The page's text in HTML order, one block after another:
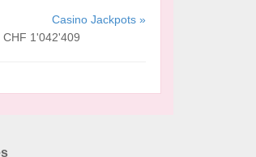
Casino Jackpots »
1'042'409